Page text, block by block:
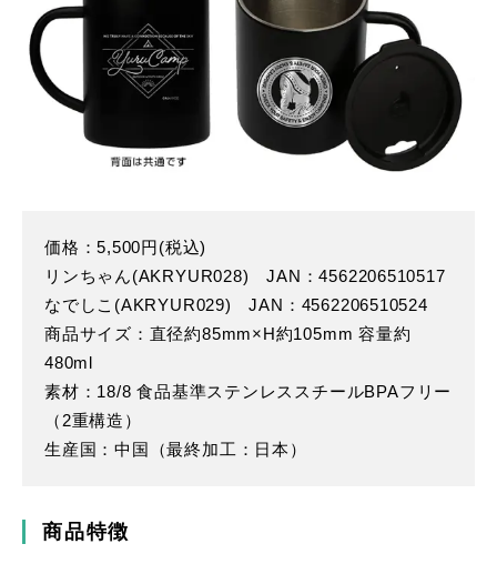
価格：5,500円(税込)
リンちゃん(AKRYUR028) JAN：4562206510517
なでしこ(AKRYUR029) JAN：4562206510524
商品サイズ：直径約85mm×H約105mm 容量約
480ml
素材：18/8 食品基準ステンレススチールBPAフリー
（2重構造）
生産国：中国（最終加工：日本）
商品特徴